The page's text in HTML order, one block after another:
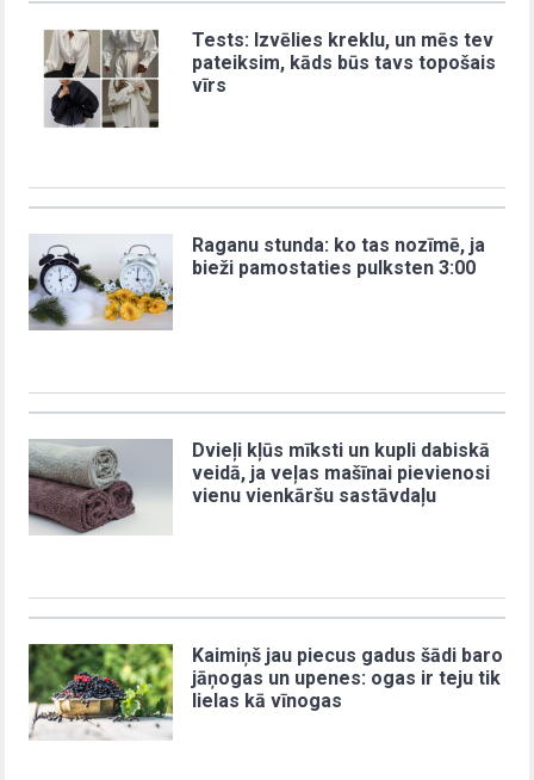
Tests: Izvēlies kreklu, un mēs tev
pateiksim, kāds būs tavs topošais
vīrs
Raganu stunda: ko tas nozīmē, ja
bieži pamostaties pulksten 3:00
Dvieļi kļūs mīksti un kupli dabiskā
veidā, ja veļas mašīnai pievienosi
vienu vienkāršu sastāvdaļu
Kaimiņš jau piecus gadus šādi baro
jāņogas un upenes: ogas ir teju tik
lielas kā vīnogas